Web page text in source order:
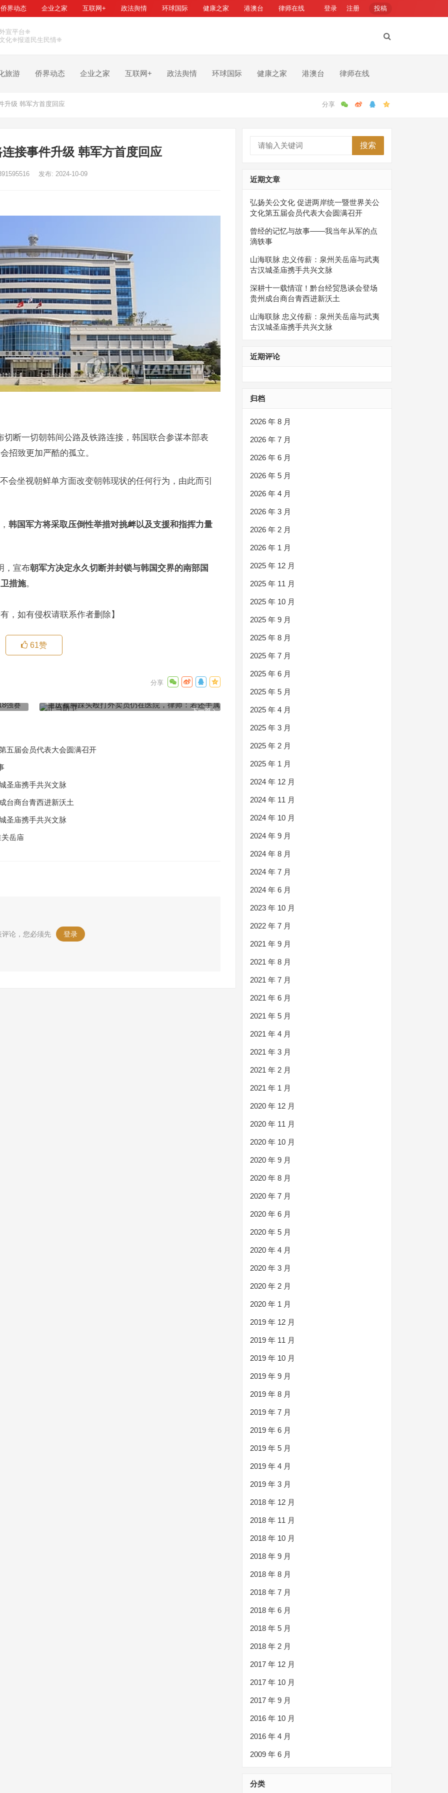
侨界动态 企业之家 互联网+ 政法舆情 环球国际 健康之家 港澳台 律师在线 登录 注册 投稿
宣平台❈
化❈报道民生民情❈
旅游 侨界动态 企业之家 互联网+ 政法舆情 环球国际 健康之家 港澳台 律师在线
升级 韩军方首度回应
接事件升级 韩军方首度回应
发布: 2024-10-09
断一切朝韩间公路及铁路连接，韩国联合参谋本部表
招致更加严酷的孤立。
会坐视朝鲜单方面改变朝韩现状的任何行为，由此而引
韩国军方将采取压倒性举措对挑衅以及支援和指挥力量
，宣布朝军方决定永久切断并封锁与韩国交界的南部国
措施。
，如有侵权请联系作者删除】
61赞
下一篇
卫
五届会员代表大会圆满召开
圣庙携手共兴文脉
台商台青西进新沃土
圣庙携手共兴文脉
岳庙
评论，您必须先 登录 。
搜索
近期文章
弘扬关公文化 促进两岸统一暨世界关公
文化第五届会员代表大会圆满召开
曾经的记忆与故事——我当年从军的点
滴轶事
山海联脉 忠义传薪：泉州关岳庙与武夷
古汉城圣庙携手共兴文脉
深耕十一载情谊！黔台经贸恳谈会登场
贵州成台商台青西进新沃土
山海联脉 忠义传薪：泉州关岳庙与武夷
古汉城圣庙携手共兴文脉
近期评论
归档
2026 年 8 月
2026 年 7 月
2026 年 6 月
2026 年 5 月
2026 年 4 月
2026 年 3 月
2026 年 2 月
2026 年 1 月
2025 年 12 月
2025 年 11 月
2025 年 10 月
2025 年 9 月
2025 年 8 月
2025 年 7 月
2025 年 6 月
2025 年 5 月
2025 年 4 月
2025 年 3 月
2025 年 2 月
2025 年 1 月
2024 年 12 月
2024 年 11 月
2024 年 10 月
2024 年 9 月
2024 年 8 月
2024 年 7 月
2024 年 6 月
2023 年 10 月
2022 年 7 月
2021 年 9 月
2021 年 8 月
2021 年 7 月
2021 年 6 月
2021 年 5 月
2021 年 4 月
2021 年 3 月
2021 年 2 月
2021 年 1 月
2020 年 12 月
2020 年 11 月
2020 年 10 月
2020 年 9 月
2020 年 8 月
2020 年 7 月
2020 年 6 月
2020 年 5 月
2020 年 4 月
2020 年 3 月
2020 年 2 月
2020 年 1 月
2019 年 12 月
2019 年 11 月
2019 年 10 月
2019 年 9 月
2019 年 8 月
2019 年 7 月
2019 年 6 月
2019 年 5 月
2019 年 4 月
2019 年 3 月
2018 年 12 月
2018 年 11 月
2018 年 10 月
2018 年 9 月
2018 年 8 月
2018 年 7 月
2018 年 6 月
2018 年 5 月
2018 年 2 月
2017 年 12 月
2017 年 10 月
2017 年 9 月
2016 年 10 月
2016 年 4 月
2009 年 6 月
分类